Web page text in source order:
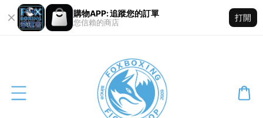
購物APP: 追蹤您的訂單
您信賴的商店
打開